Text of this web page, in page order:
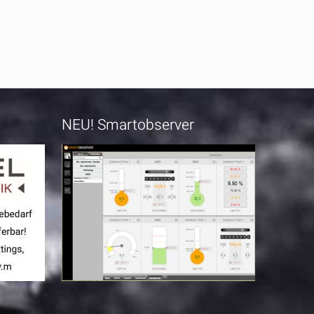
NEU! Smartobserver